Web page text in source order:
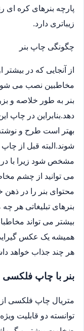
پارچه بنرهای کره
زیباتری دارد.
چگونگی چاپ بنر
از آنجایی که در
مخاطبین نصب می
بنر به طور خلاصه و
دهد.بنابراین در چاپ
بهتر است طرح و نوشته
شوند.البته قبل از
مشخص شود زیرا با
می توانید از چشم
محتوای بنر را در
بنرهای تبلیغاتی هر
بیشتر می تواند
همیشه یک عکس
هر چند جذاب خواهد
بنر با چاپ فلکسی
متریال چاپ فلکسی
توانسته دو قابلیت